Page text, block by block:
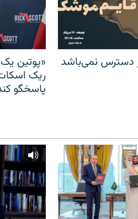
دسترس نمی‌باشد
«پوتین
ریک
پاسخگو